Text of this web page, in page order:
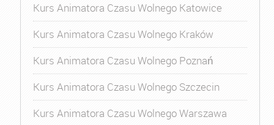
Kurs Animatora Czasu Wolnego Katowice
Kurs Animatora Czasu Wolnego Kraków
Kurs Animatora Czasu Wolnego Poznań
Kurs Animatora Czasu Wolnego Szczecin
Kurs Animatora Czasu Wolnego Warszawa